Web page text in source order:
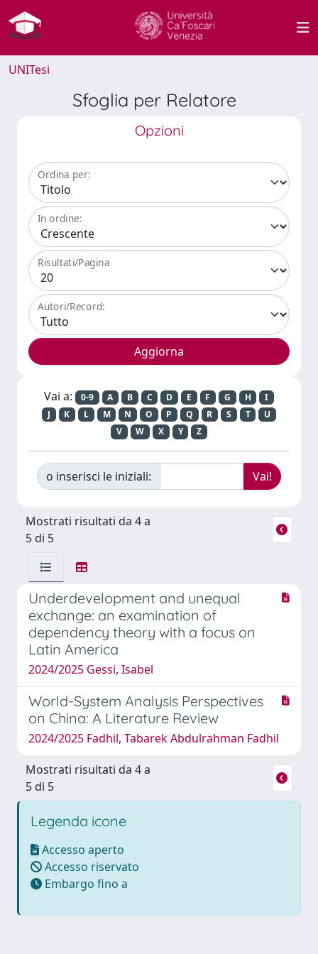
UNITesi
Sfoglia per Relatore
Opzioni
Ordina per:
In ordine:
Risultati/Pagina
Autori/Record:
Vai a: 0-9 A B C D E F G H
I
J
K L M N O P Q R S T
U
V
W X Y Z
o inserisci le iniziali:
Mostrati risultati da 4 a
5 di 5
Underdevelopment and unequal
exchange: an examination of
dependency theory with a focus on
Latin America
2024/2025 Gessi, Isabel
World-System Analysis Perspectives
on China: A Literature Review
2024/2025 Fadhil, Tabarek Abdulrahman Fadhil
Mostrati risultati da 4 a
5 di 5
Legenda icone
Accesso aperto
Accesso riservato
Embargo fino a